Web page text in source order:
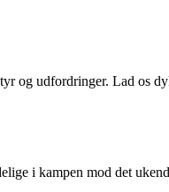
og udfordringer. Lad os
i kampen mod det